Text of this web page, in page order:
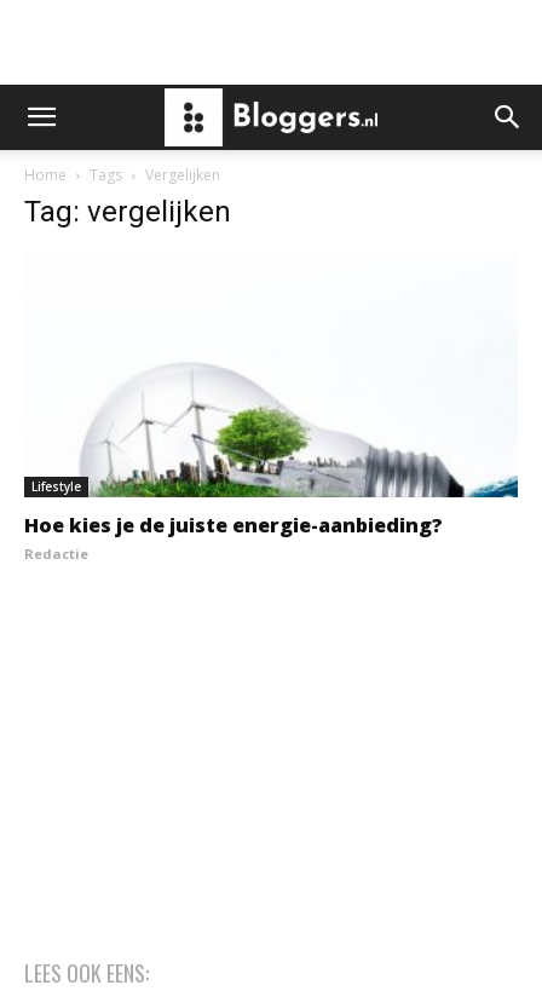
Home Tags Vergelijken
Tag: vergelijken
Lifestyle
Hoe kies je de juiste energie-aanbieding?
Redactie
LEES OOK EENS: